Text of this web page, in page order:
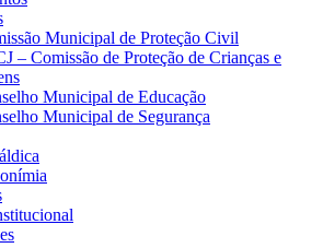
Municipal de Proteção Civil
– Comissão de Proteção de Crianças e
Municipal de Educação
Municipal de Segurança